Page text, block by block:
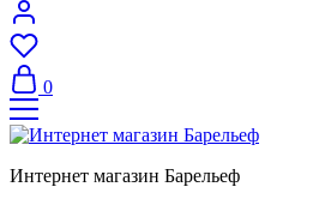
0
Интернет магазин Барельеф